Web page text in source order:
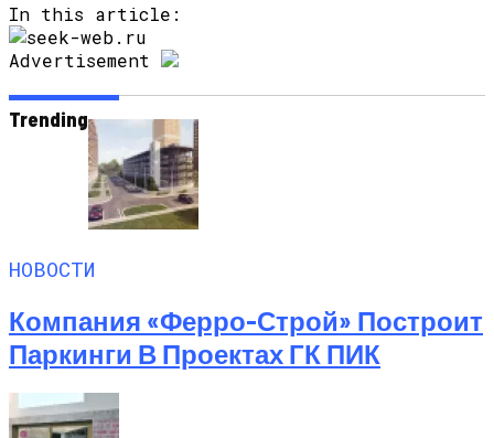
In this article:
Advertisement
Trending
НОВОСТИ
Компания «Ферро-Строй» Построит
Паркинги В Проектах ГК ПИК